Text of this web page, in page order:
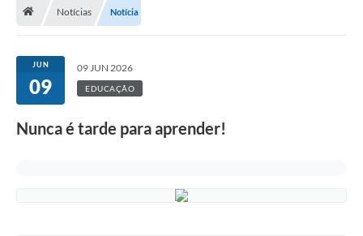
Ouvidoria
Balcão de Empregos
Notícias Notícia
JUN
09
09 JUN 2026
EDUCAÇÃO
Nunca é tarde para aprender!